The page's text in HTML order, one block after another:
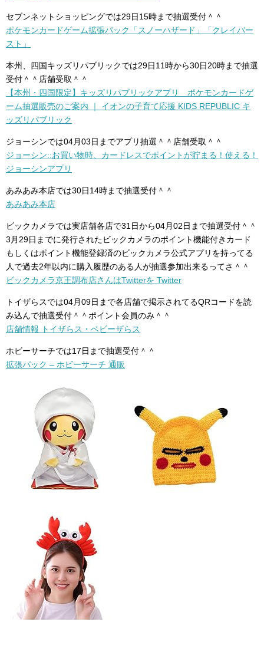
セブンネットショッピングでは29日15時まで抽選受付＾＾
ポケモンカードゲーム拡張パック「スノーハザード」「クレイバー
スト」
本州、四国キッズリパブリックでは29日11時から30日20時まで抽選
受付＾＾店舗受取＾＾
【本州・四国限定】キッズリパブリックアプリ ポケモンカードゲ
ーム抽選販売のご案内 ｜ イオンの子育て応援 KIDS REPUBLIC キ
ッズリパブリック
ジョーシンでは04月03日までアプリ抽選＾＾店舗受取＾＾
ジョーシン::お買い物時、カードレスでポイントが貯まる！使える！
ジョーシンアプリ
あみあみ本店では30日14時まで抽選受付＾＾
あみあみ本店
ビックカメラでは実店舗各店で31日から04月02日まで抽選受付＾＾
3月29日までに発行されたビックカメラのポイント機能付きカード
もしくはポイント機能登録済のビックカメラ公式アプリを持ってる
人で過去2年以内に購入履歴のある人が抽選参加出来るってさ＾＾
ビックカメラ京王調布店さんはTwitterを Twitter
トイザらスでは04月09日まで各店舗で掲示されてるQRコードを読
み込んで抽選受付＾＾ポイント会員のみ＾＾
店舗情報 トイザらス・ベビーザらス
ホビーサーチでは17日まで抽選受付＾＾
拡張パック – ホビーサーチ 通販